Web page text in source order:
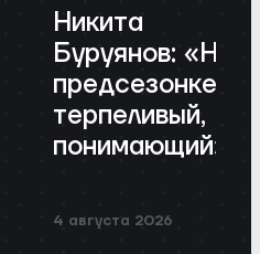
Никита
Буруянов: «На
предсезонке я
терпеливый,
понимающий»
4 августа 2026